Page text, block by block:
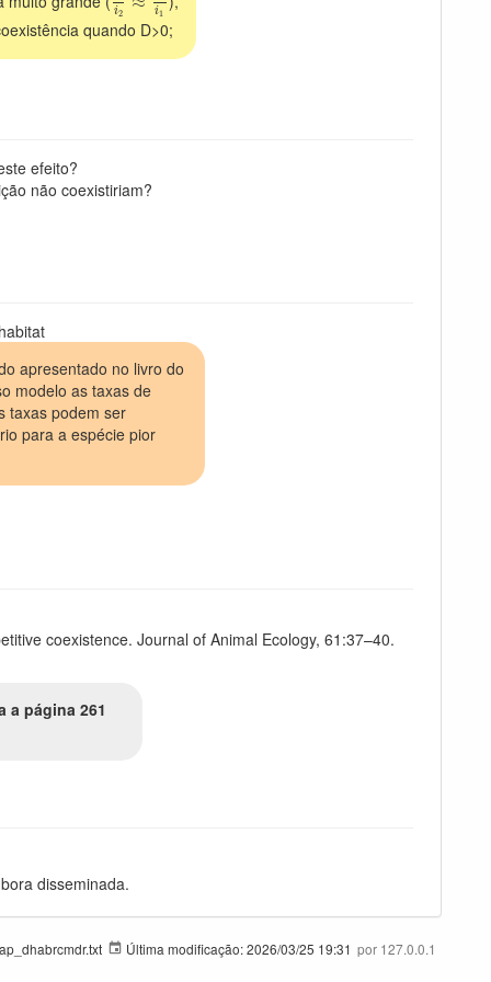
i2 i1
quando D>0;
efeito?
não coexistiriam?
apresentado no livro do
modelo as taxas de
taxas podem ser
para a espécie pior
coexistence. Journal of Animal Ecology, 61:37–40.
a página 261
disseminada.
Última modificação:2026/03/25 19:31 por 127.0.0.1